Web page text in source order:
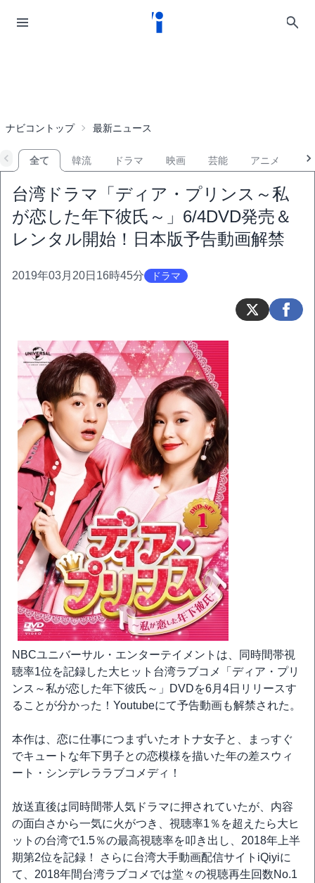
ナビコントップ 最新ニュース
全て 韓流 ドラマ 映画 芸能 アニメ
台湾ドラマ「ディア・プリンス～私
が恋した年下彼氏～」6/4DVD発売＆
レンタル開始！日本版予告動画解禁
2019年03月20日16時45分 ドラマ
NBCユニバーサル・エンターテイメントは、同時間帯視
聴率1位を記録した大ヒット台湾ラブコメ「ディア・プリ
ンス～私が恋した年下彼氏～」DVDを6月4日リリースす
ることが分かった！Youtubeにて予告動画も解禁された。
本作は、恋に仕事につまずいたオトナ女子と、まっすぐ
でキュートな年下男子との恋模様を描いた年の差スウィ
ート・シンデレララブコメディ！
放送直後は同時間帯人気ドラマに押されていたが、内容
の面白さから一気に火がつき、視聴率1％を超えたら大ヒ
ットの台湾で1.5％の最高視聴率を叩き出し、2018年上半
期第2位を記録！ さらに台湾大手動画配信サイトiQiyiに
て、2018年間台湾ラブコメでは堂々の視聴再生回数No.1